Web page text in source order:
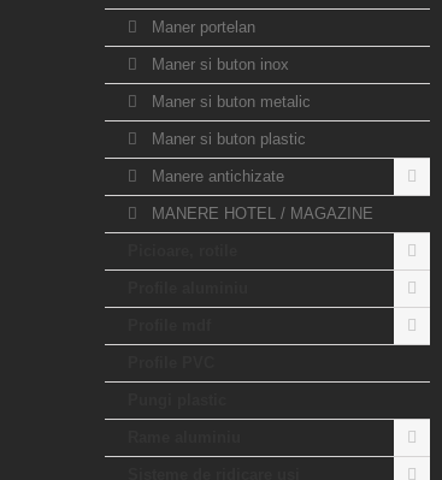
Maner portelan
Maner si buton inox
Maner si buton metalic
Maner si buton plastic
Manere antichizate
MANERE HOTEL / MAGAZINE